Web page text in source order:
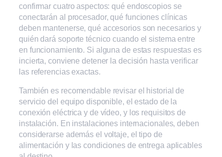
confirmar cuatro aspectos: qué endoscopios se
conectarán al procesador, qué funciones clínicas
deben mantenerse, qué accesorios son necesarios y
quién dará soporte técnico cuando el sistema entre
en funcionamiento. Si alguna de estas respuestas es
incierta, conviene detener la decisión hasta verificar
las referencias exactas.
También es recomendable revisar el historial de
servicio del equipo disponible, el estado de la
conexión eléctrica y de vídeo, y los requisitos de
instalación. En instalaciones internacionales, deben
considerarse además el voltaje, el tipo de
alimentación y las condiciones de entrega aplicables